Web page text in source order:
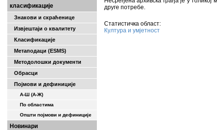
класификације
Знакови и скраћенице
Извјештаји о квалитету
Класификације
Метаподаци (ESMS)
Методолошки документи
Обрасци
Појмови и дефиниције
А-Ш (A-Ж)
По областима
Општи појмови и дефиниције
Новинари
друге потребе.
Статистичка област:
Култура и умјетност